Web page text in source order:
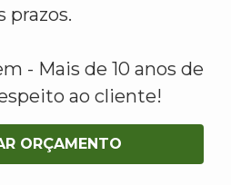
prazos.
- Mais de 10 anos de
ao cliente!
ORÇAMENTO